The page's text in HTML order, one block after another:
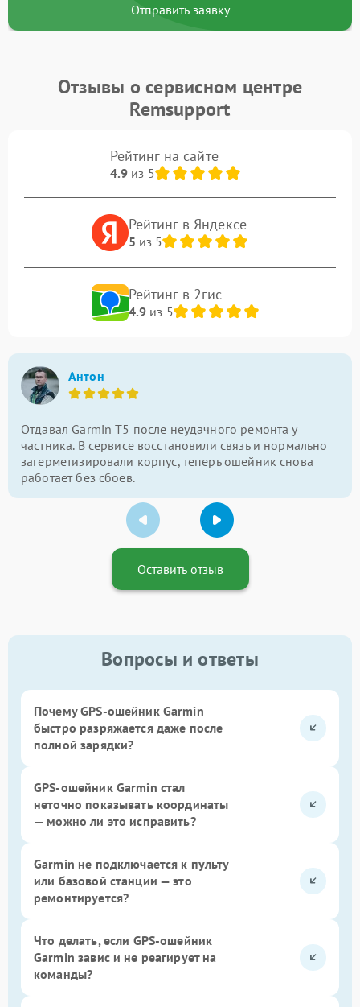
Отправить заявку
Отзывы о сервисном центре
Remsupport
Рейтинг на сайте
4.9из 5
Рейтинг в Яндексе
5 из 5
Рейтинг в 2гис
4.9из 5
Антон
Отдавал Garmin T5 после неудачного ремонта у
частника. В сервисе восстановили связь и нормально
загерметизировали корпус, теперь ошейник снова
работает без сбоев.
Оставить отзыв
Вопросы и ответы
Почему GPS-ошейник Garmin
быстро разряжается даже после
полной зарядки?
GPS-ошейник Garmin стал
неточно показывать координаты
— можно ли это исправить?
Garmin не подключается к пульту
или базовой станции — это
ремонтируется?
Что делать, если GPS-ошейник
Garmin завис и не реагирует на
команды?